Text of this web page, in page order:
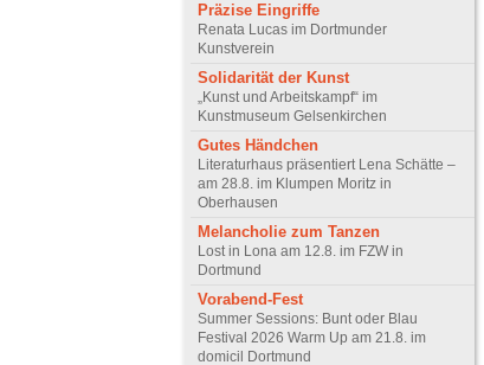
Präzise Eingriffe
Renata Lucas im Dortmunder
Kunstverein
Solidarität der Kunst
„Kunst und Arbeitskampf“ im
Kunstmuseum Gelsenkirchen
Gutes Händchen
Literaturhaus präsentiert Lena Schätte –
am 28.8. im Klumpen Moritz in
Oberhausen
Melancholie zum Tanzen
Lost in Lona am 12.8. im FZW in
Dortmund
Vorabend-Fest
Summer Sessions: Bunt oder Blau
Festival 2026 Warm Up am 21.8. im
domicil Dortmund